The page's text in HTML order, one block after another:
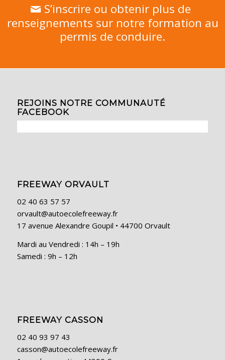
S’inscrire ou obtenir plus de
renseignements sur notre formation au
permis de conduire.
REJOINS NOTRE COMMUNAUTÉ
FACEBOOK
FREEWAY ORVAULT
02 40 63 57 57
orvault@autoecolefreeway.fr
17 avenue Alexandre Goupil • 44700 Orvault
Mardi au Vendredi : 14h – 19h
Samedi : 9h – 12h
FREEWAY CASSON
02 40 93 97 43
casson@autoecolefreeway.fr